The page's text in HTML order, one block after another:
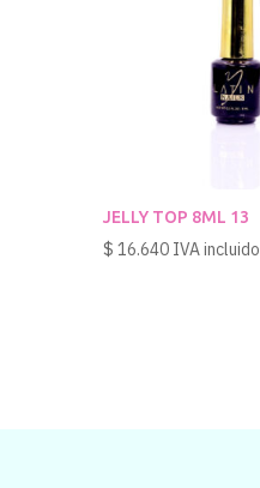
JELLY TOP 8ML 13
$ 16.640 IVA incluido